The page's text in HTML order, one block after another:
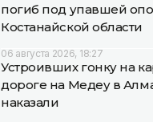
погиб под упавшей
Костанайской области
06 августа 2026, 18:27
Устроивших гонку на
дороге на Медеу в
наказали